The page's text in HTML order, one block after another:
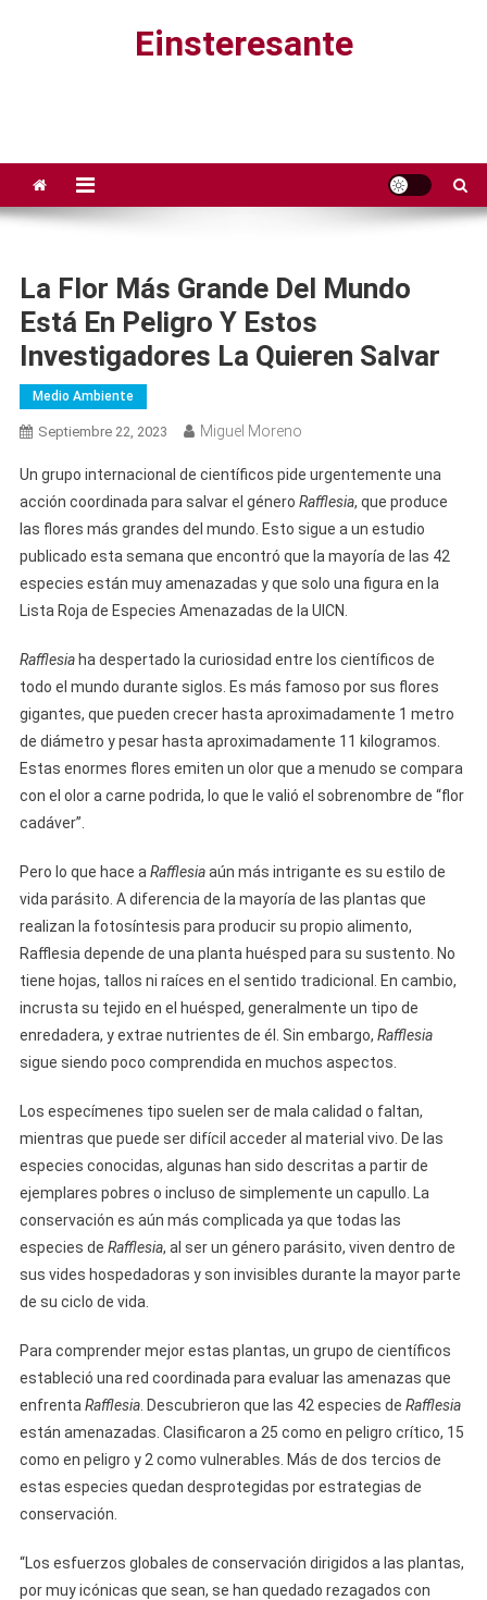
Einsteresante
La Flor Más Grande Del Mundo
Está En Peligro Y Estos
Investigadores La Quieren Salvar
Medio Ambiente
Septiembre 22, 2023 Miguel Moreno
Un grupo internacional de científicos pide urgentemente una
acción coordinada para salvar el género Rafflesia, que produce
las flores más grandes del mundo. Esto sigue a un estudio
publicado esta semana que encontró que la mayoría de las 42
especies están muy amenazadas y que solo una figura en la
Lista Roja de Especies Amenazadas de la UICN.
Rafflesiaha despertado la curiosidad entre los científicos de
todo el mundo durante siglos. Es más famoso por sus flores
gigantes, que pueden crecer hasta aproximadamente 1 metro
de diámetro y pesar hasta aproximadamente 11 kilogramos.
Estas enormes flores emiten un olor que a menudo se compara
con el olor a carne podrida, lo que le valió el sobrenombre de “flor
cadáver”.
Pero lo que hace a Rafflesiaaún más intrigante es su estilo de
vida parásito. A diferencia de la mayoría de las plantas que
realizan la fotosíntesis para producir su propio alimento,
Rafflesia depende de una planta huésped para su sustento. No
tiene hojas, tallos ni raíces en el sentido tradicional. En cambio,
incrusta su tejido en el huésped, generalmente un tipo de
enredadera, y extrae nutrientes de él. Sin embargo, Rafflesia
sigue siendo poco comprendida en muchos aspectos.
Los especímenes tipo suelen ser de mala calidad o faltan,
mientras que puede ser difícil acceder al material vivo. De las
especies conocidas, algunas han sido descritas a partir de
ejemplares pobres o incluso de simplemente un capullo. La
conservación es aún más complicada ya que todas las
especies de Rafflesia, al ser un género parásito, viven dentro de
sus vides hospedadoras y son invisibles durante la mayor parte
de su ciclo de vida.
Para comprender mejor estas plantas, un grupo de científicos
estableció una red coordinada para evaluar las amenazas que
enfrenta Rafflesia. Descubrieron que las 42 especies de Rafflesia
están amenazadas. Clasificaron a 25 como en peligro crítico, 15
como en peligro y 2 como vulnerables. Más de dos tercios de
estas especies quedan desprotegidas por estrategias de
conservación.
“Los esfuerzos globales de conservación dirigidos a las plantas,
por muy icónicas que sean, se han quedado rezagados con